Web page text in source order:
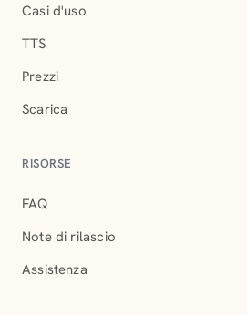
Casi d'uso
TTS
Prezzi
Scarica
RISORSE
FAQ
Note di rilascio
Assistenza